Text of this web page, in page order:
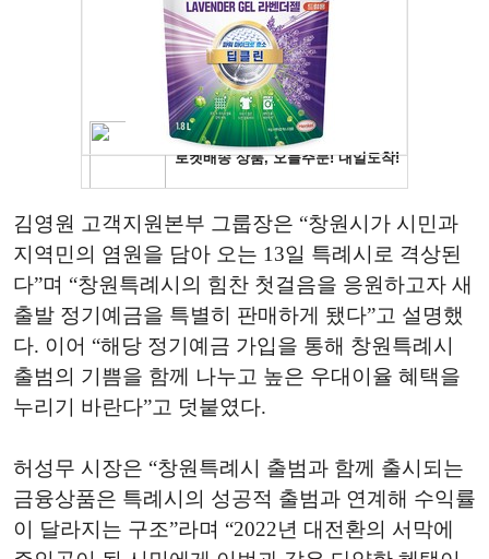
김영원 고객지원본부 그룹장은 “창원시가 시민과
지역민의 염원을 담아 오는 13일 특례시로 격상된
다”며 “창원특례시의 힘찬 첫걸음을 응원하고자 새
출발 정기예금을 특별히 판매하게 됐다”고 설명했
다. 이어 “해당 정기예금 가입을 통해 창원특례시
출범의 기쁨을 함께 나누고 높은 우대이율 혜택을
누리기 바란다”고 덧붙였다.
허성무 시장은 “창원특례시 출범과 함께 출시되는
금융상품은 특례시의 성공적 출범과 연계해 수익률
이 달라지는 구조”라며 “2022년 대전환의 서막에